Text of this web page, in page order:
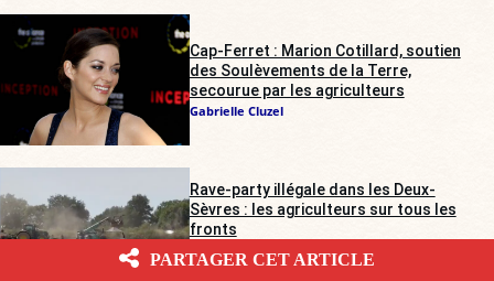
Cap-Ferret : Marion Cotillard, soutien
des Soulèvements de la Terre,
secourue par les agriculteurs
Gabrielle Cluzel
Rave-party illégale dans les Deux-
Sèvres : les agriculteurs sur tous les
fronts
Alienor de Pompignan
PARTAGER CET ARTICLE